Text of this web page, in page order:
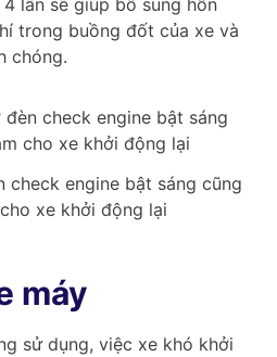
lần sẽ giúp bổ sung hỗn
trong buồng đốt của xe và
chóng.
check engine bật sáng cũng
xe khởi động lại
máy
sử dụng, việc xe khó khởi